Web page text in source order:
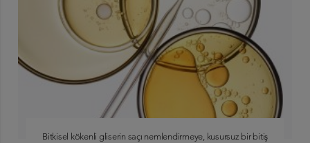
Bitkisel kökenli gliserin saçı nemlendirmeye, kusursuz bir bitiş